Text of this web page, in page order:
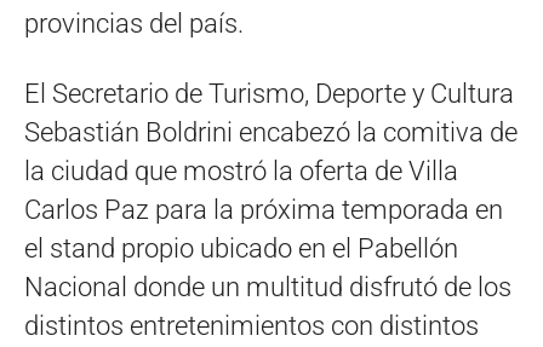
provincias del país.
El Secretario de Turismo, Deporte y Cultura
Sebastián Boldrini encabezó la comitiva de
la ciudad que mostró la oferta de Villa
Carlos Paz para la próxima temporada en
el stand propio ubicado en el Pabellón
Nacional donde un multitud disfrutó de los
distintos entretenimientos con distintos